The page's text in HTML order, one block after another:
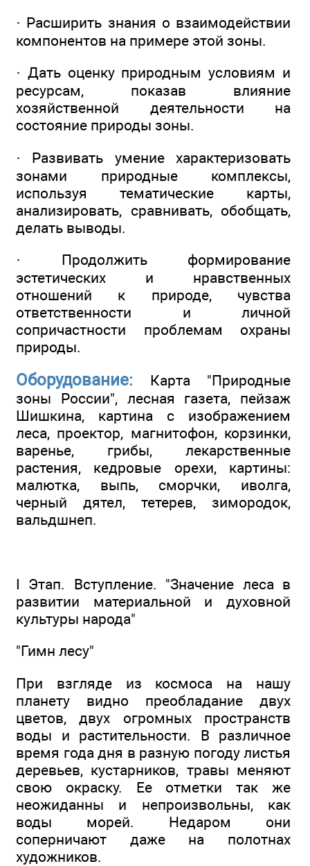
· Расширить знания о взаимодействии
компонентов на примере этой зоны.
· Дать оценку природным условиям и
ресурсам, показав влияние
хозяйственной деятельности на
состояние природы зоны.
· Развивать умение характеризовать
зонами природные комплексы,
используя тематические карты,
анализировать, сравнивать, обобщать,
делать выводы.
· Продолжить формирование
эстетических и нравственных
отношений к природе, чувства
ответственности и личной
сопричастности проблемам охраны
природы.
Оборудование: Карта "Природные
зоны России", лесная газета, пейзаж
Шишкина, картина с изображением
леса, проектор, магнитофон, корзинки,
варенье, грибы, лекарственные
растения, кедровые орехи, картины:
малютка, выпь, сморчки, иволга,
черный дятел, тетерев, зимородок,
вальдшнеп.
I Этап. Вступление. "Значение леса в
развитии материальной и духовной
культуры народа"
"Гимн лесу"
При взгляде из космоса на нашу
планету видно преобладание двух
цветов, двух огромных пространств
воды и растительности. В различное
время года дня в разную погоду листья
деревьев, кустарников, травы меняют
свою окраску. Ее отметки так же
неожиданны и непроизвольны, как
воды морей. Недаром они
соперничают даже на полотнах
художников.